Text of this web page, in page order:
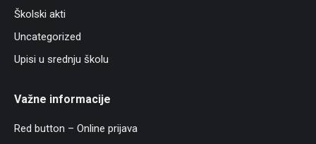
Školski akti
Uncategorized
Upisi u srednju školu
Važne informacije
Red button – Online prijava